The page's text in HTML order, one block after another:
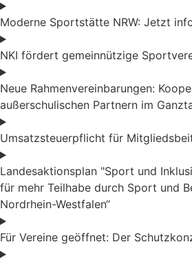
Moderne Sportstätte NRW: Jetzt
NKI fördert gemeinnützige
Neue Rahmenvereinbarungen:
außerschulischen Partnern im
Umsatzsteuerpflicht für
Landesaktionsplan "Sport und
für mehr Teilhabe durch Sport und
Nordrhein-Westfalen“
Für Vereine geöffnet: Der